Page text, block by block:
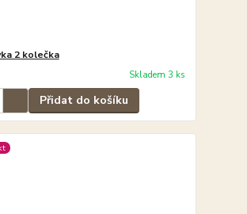
2 kolečka
Skladem 3 ks
Přidat do košíku